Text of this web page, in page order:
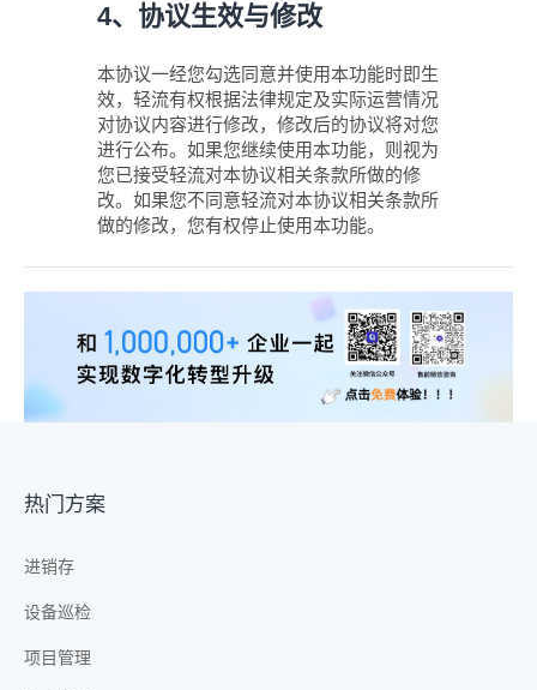
4、协议生效与修改
本协议一经您勾选同意并使用本功能时即生
效，轻流有权根据法律规定及实际运营情况
对协议内容进行修改，修改后的协议将对您
进行公布。如果您继续使用本功能，则视为
您已接受轻流对本协议相关条款所做的修
改。如果您不同意轻流对本协议相关条款所
做的修改，您有权停止使用本功能。
热门方案
进销存
设备巡检
项目管理